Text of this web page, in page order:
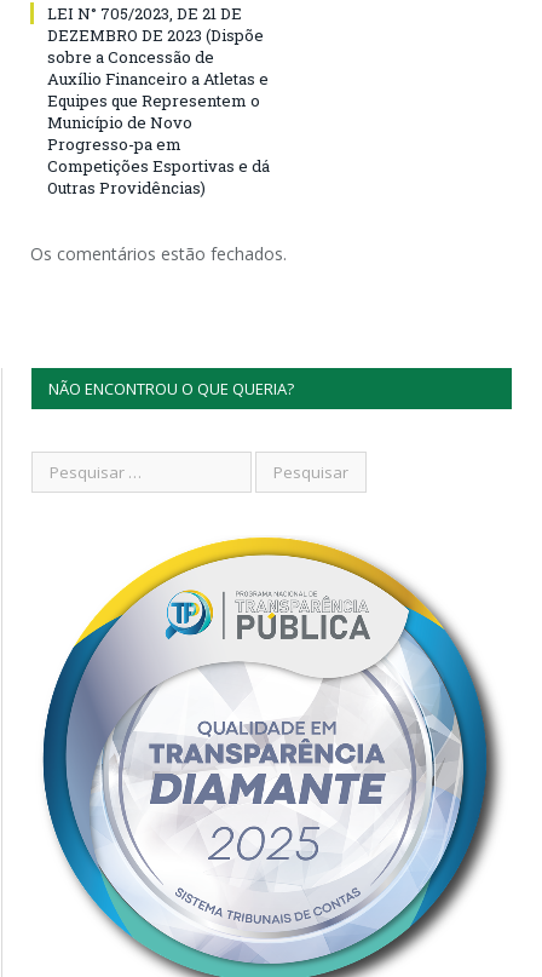
LEI N° 705/2023, DE 21 DE
DEZEMBRO DE 2023 (Dispõe
sobre a Concessão de
Auxílio Financeiro a Atletas e
Equipes que Representem o
Município de Novo
Progresso-pa em
Competições Esportivas e dá
Outras Providências)
Os comentários estão fechados.
NÃO ENCONTROU O QUE QUERIA?